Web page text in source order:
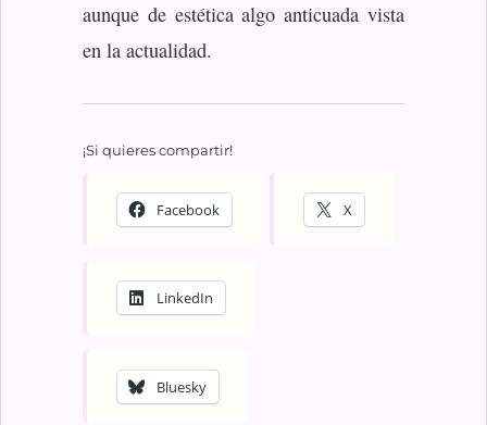
aunque de estética algo anticuada vista
en la actualidad.
¡Si quieres compartir!
Facebook X
LinkedIn
Bluesky